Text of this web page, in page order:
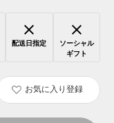
配送日指定
ソーシャル
ギフト
お気に入り登録